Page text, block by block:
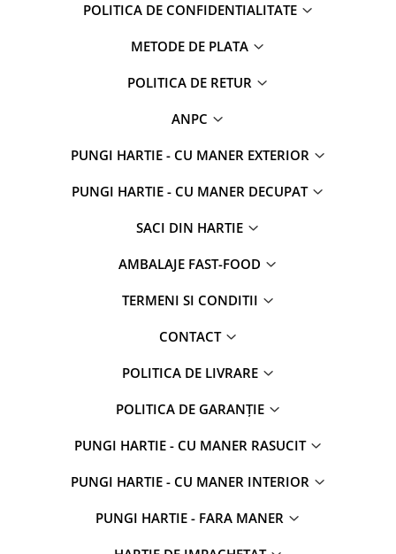
POLITICA DE CONFIDENTIALITATE
METODE DE PLATA
POLITICA DE RETUR
ANPC
PUNGI HARTIE - CU MANER EXTERIOR
PUNGI HARTIE - CU MANER DECUPAT
SACI DIN HARTIE
AMBALAJE FAST-FOOD
TERMENI SI CONDITII
CONTACT
POLITICA DE LIVRARE
POLITICA DE GARANȚIE
PUNGI HARTIE - CU MANER RASUCIT
PUNGI HARTIE - CU MANER INTERIOR
PUNGI HARTIE - FARA MANER